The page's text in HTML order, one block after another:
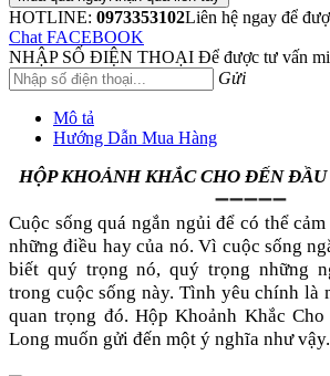
HOTLINE: 0973353102Liên hệ ngay để
Chat FACEBOOK
NHẬP SỐ ĐIỆN THOẠI Để được tư vấn
Gửi
Mô tả
Hướng Dẫn Mua Hàng
HỘP KHOẢNH KHẮC CHO ĐẾN ĐẦU
➖➖➖➖➖
Cuộc sống quá ngắn ngủi để có thể
những điều hay của nó. Vì cuộc sống
biết quý trọng nó, quý trọng những
trong cuộc sống này. Tình yêu chính là
quan trọng đó. Hộp Khoảnh Khắc
Long muốn gửi đến một ý nghĩa như vậy.